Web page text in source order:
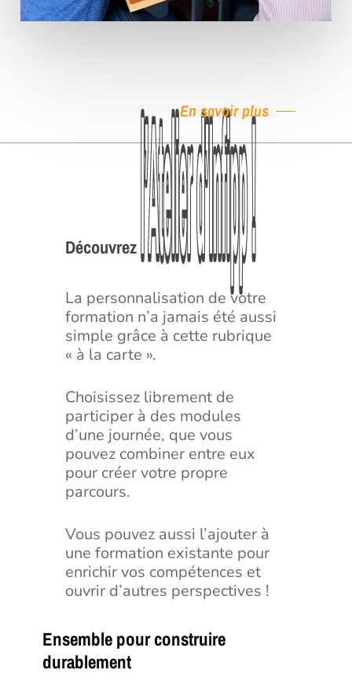
En savoir plus
Découvrez l’Atelier
l’Atelier d’Infipp
d’Infipp
La personnalisation de votre
formation n’a jamais été aussi
simple grâce à cette rubrique
« à la carte ».
Choisissez librement de
participer à des modules
d’une journée, que vous
pouvez combiner entre eux
pour créer votre propre
parcours.
Vous pouvez aussi l’ajouter à
une formation existante pour
enrichir vos compétences et
ouvrir d’autres perspectives !
Ensemble pour construire
durablement